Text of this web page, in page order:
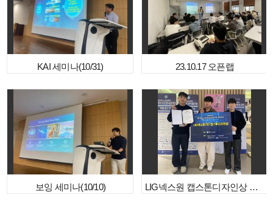
KAI 세미나(10/31) 23.10.17 오픈랩
보잉 세미나(10/10) LIG넥스원 캡스톤디자인상 수상